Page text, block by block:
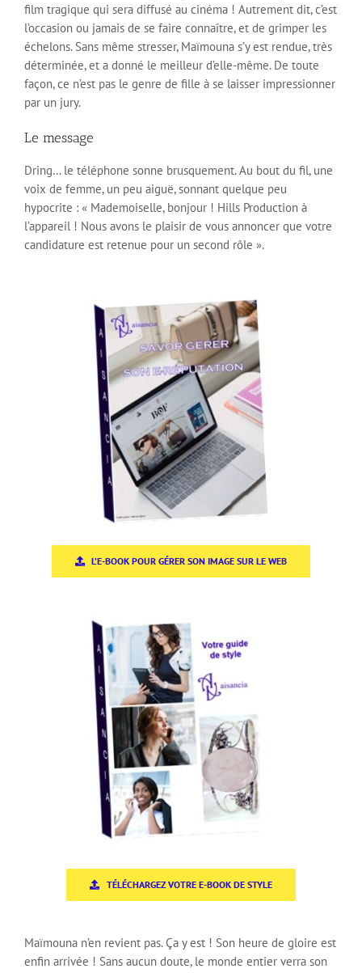
film tragique qui sera diffusé au cinéma ! Autrement dit, c’est
l’occasion ou jamais de se faire connaître, et de grimper les
échelons. Sans même stresser, Maïmouna s’y est rendue, très
déterminée, et a donné le meilleur d’elle-même. De toute
façon, ce n’est pas le genre de fille à se laisser impressionner
par un jury.
Le message
Dring… le téléphone sonne brusquement. Au bout du fil, une
voix de femme, un peu aiguë, sonnant quelque peu
hypocrite : « Mademoiselle, bonjour ! Hills Production à
l’appareil ! Nous avons le plaisir de vous annoncer que votre
candidature est retenue pour un second rôle ».
L’E-BOOK POUR GÉRER SON IMAGE SUR LE WEB
TÉLÉCHARGEZ VOTRE E-BOOK DE STYLE
Maïmouna n’en revient pas. Ça y est ! Son heure de gloire est
enfin arrivée ! Sans aucun doute, le monde entier verra son